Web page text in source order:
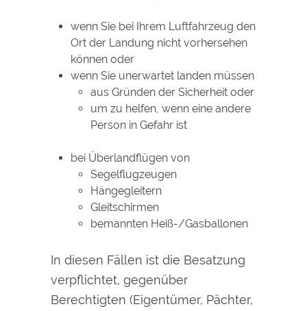
wenn Sie bei Ihrem Luftfahrzeug den
Ort der Landung nicht vorhersehen
können oder
wenn Sie unerwartet landen müssen
aus Gründen der Sicherheit oder
um zu helfen, wenn eine andere
Person in Gefahr ist
bei Überlandflügen von
Segelflugzeugen
Hängegleitern
Gleitschirmen
bemannten Heiß-/Gasballonen
In diesen Fällen ist die Besatzung
verpflichtet, gegenüber
Berechtigten (Eigentümer, Pächter,